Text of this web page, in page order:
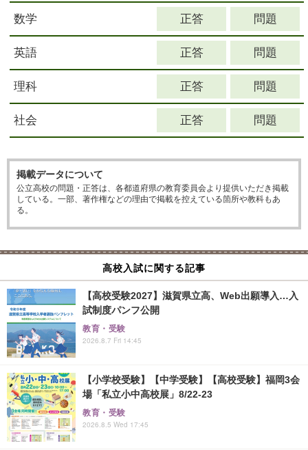
数学
英語
理科
社会
掲載データについて
公立高校の問題・正答は、各都道府県の教育委員会より提供いただき掲載
している。一部、著作権などの理由で掲載を控えている箇所や教科もあ
る。
高校入試に関する記事
【高校受験2027】滋賀県立高、Web出願導入…入
試制度パンフ公開
教育・受験
2026.8.7 Fri 14:45
【小学校受験】【中学受験】【高校受験】福岡3会
場「私立小中高校展」8/22-23
教育・受験
2026.8.5 Wed 17:45